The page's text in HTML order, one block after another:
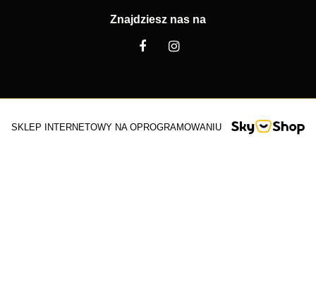
Znajdziesz nas na
SKLEP INTERNETOWY NA OPROGRAMOWANIU